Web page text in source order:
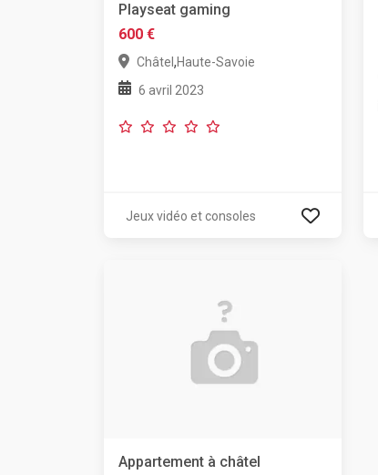
Playseat gaming
600 €
Châtel ,Haute-Savoie
6 avril 2023
Jeux vidéo et consoles
Appartement à châtel